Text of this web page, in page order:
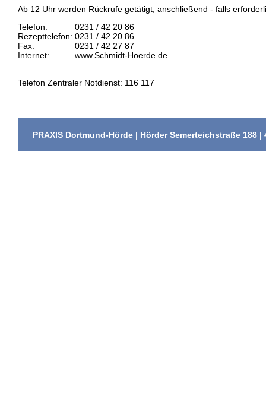
Ab 12 Uhr werden Rückrufe getätigt, anschließend - falls
Telefon:
0231 / 42 20 86
Rezepttelefon: 0231 / 42 20 86
Fax:
0231 / 42 27 87
Internet:
www.Schmidt-Hoerde.de
Telefon Zentraler Notdienst: 116 117
PRAXIS Dortmund-Hörde | Hörder Semerteichstraße 188